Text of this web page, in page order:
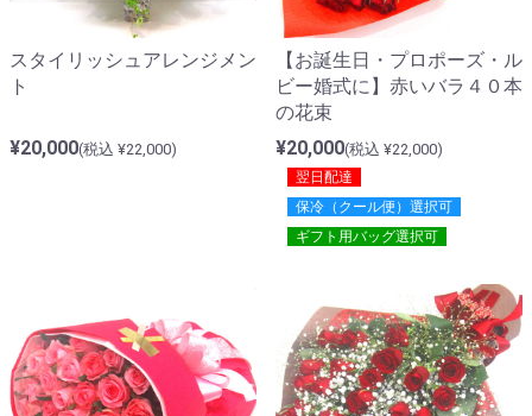
スタイリッシュアレンジメン
ト
¥20,000(税込 ¥22,000)
【お誕生日・プロポーズ・ル
ビー婚式に】赤いバラ４０本
の花束
¥20,000(税込 ¥22,000)
翌日配達
保冷（クール便）選択可
ギフト用バッグ選択可